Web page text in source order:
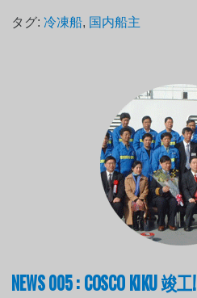
タグ:冷凍船, 国内船主
NEWS 005 : COSCO KIKU 竣工!